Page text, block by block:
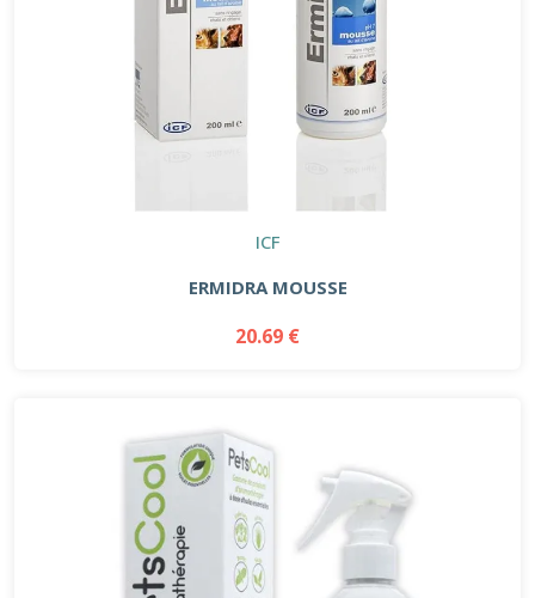
ICF
ERMIDRA MOUSSE
20.69 €